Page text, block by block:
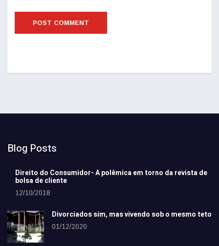
Blog Posts
Direito do Consumidor- A polêmica em torno da revista de
bolsa de cliente
12/10/2018
Divorciados sim, mas vivendo sob o mesmo teto
01/12/2020